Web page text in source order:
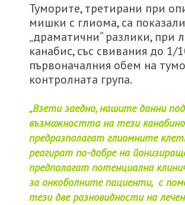
Туморите, третирани при
мишки с глиома, са показали
„драматични“ разлики, при
канабис, със свивания до 1/
първоначалния обем на
контролната група.
„Взети заедно, нашите данни
възможността на тези
предразполагат глиомните
реагират по-добре на
предполагат потенциална
за онкоболните пациенти, с
тези две разновидности на